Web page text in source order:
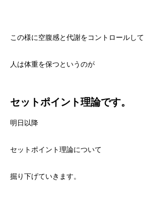
この様に空腹感と代謝をコントロールして
人は体重を保つというのが
セットポイント理論です。
明日以降
セットポイント理論について
掘り下げていきます。